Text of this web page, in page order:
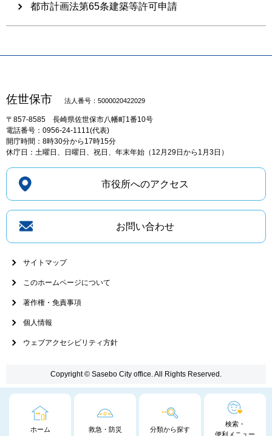
ホーム 救急・防災 分類から探す
検索・
便利メニュー
都市計画法第65条建築等許可申請
佐世保市 法人番号：5000020422029
〒857-8585 長崎県佐世保市八幡町1番10号
電話番号：0956-24-1111(代表)
開庁時間：8時30分から17時15分
休庁日：土曜日、日曜日、祝日、年末年始（12月29日から1月3日）
市役所へのアクセス
お問い合わせ
サイトマップ
このホームページについて
著作権・免責事項
個人情報
ウェブアクセシビリティ方針
Copyright © Sasebo City office. All Rights Reserved.